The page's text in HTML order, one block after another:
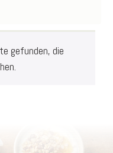
gefunden, die